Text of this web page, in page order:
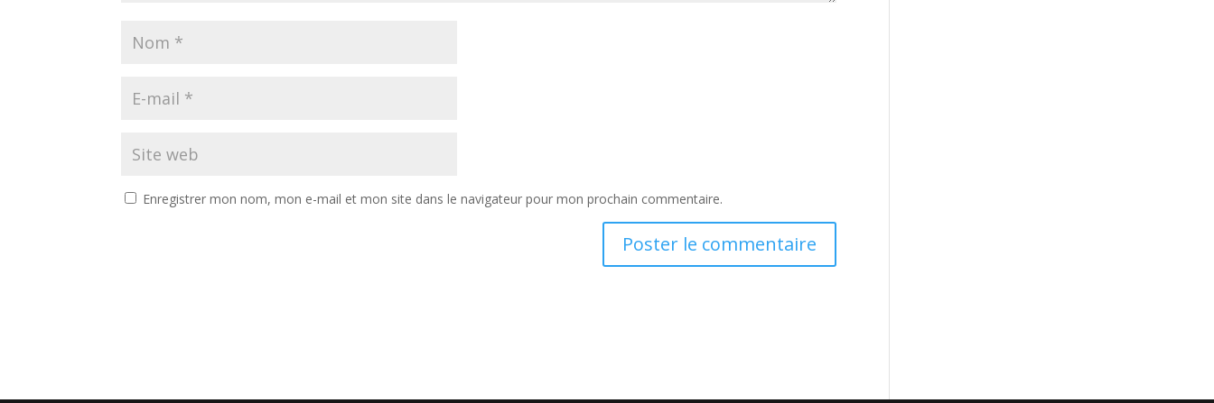
Enregistrer mon nom, mon e-mail et mon site dans le navigateur pour mon prochain commentaire.